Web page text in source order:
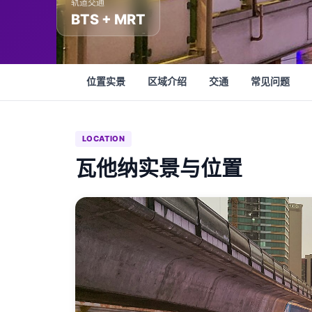
轨道交通
BTS + MRT
位置实景 区域介绍 交通 常见问题
LOCATION
瓦他纳实景与位置